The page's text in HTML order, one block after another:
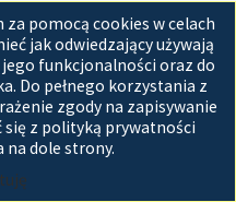
pomocą cookies w celach
jak odwiedzający używają
funkcjonalności oraz do
Do pełnego korzystania z
zgody na zapisywanie
się z polityką prywatności
na dole strony.